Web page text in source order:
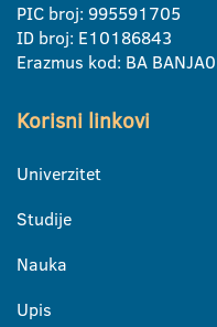
PIC broj: 995591705
ID broj: E10186843
Erazmus kod: BA
Korisni linkovi
Univerzitet
Studije
Nauka
Upis